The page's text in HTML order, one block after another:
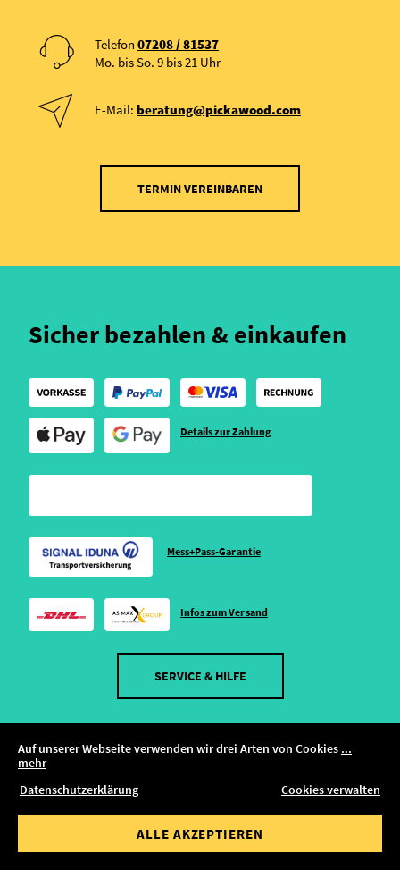
Auf unserer Webseite verwenden wir drei Arten von Cookies ...
mehr
Datenschutzerklärung
Cookies verwalten
ALLE AKZEPTIEREN
Telefon 07208 / 81537
Mo. bis So. 9 bis 21 Uhr
E-Mail: beratung@pickawood.com
TERMIN VEREINBAREN
Sicher bezahlen & einkaufen
Details zur Zahlung
Mess+Pass-Garantie
Infos zum Versand
SERVICE & HILFE